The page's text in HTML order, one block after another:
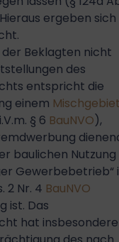
ergeben sich
Beklagten nicht
des
entspricht die
einem Mischgebiet
i.V.m. § 6 BauNVO),
baulichen Nutzung
Gewerbebetrieb“
2 Nr. 4 BauNVO
ist. Das
hat insbesondere